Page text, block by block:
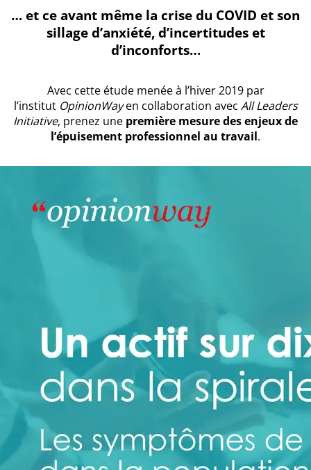
… et ce avant même la crise du COVID et son
sillage d’anxiété, d’incertitudes et
d’inconforts…
Avec cette étude menée à l’hiver 2019 par
l’institut OpinionWayen collaboration avec All Leaders
Initiative, prenez une première mesure des enjeux de
l’épuisement professionnel au travail.